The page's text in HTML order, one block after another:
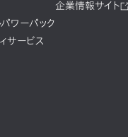
ワーパック
サービス
企業情報サイト